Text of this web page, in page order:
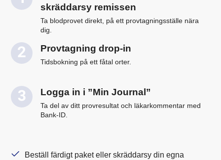
skräddarsy remissen
Ta blodprovet direkt, på ett provtagningsställe nära
dig.
Provtagning drop-in
Tidsbokning på ett fåtal orter.
Logga in i ”Min Journal”
Ta del av ditt provresultat och läkarkommentar med
Bank-ID.
Beställ färdigt paket eller skräddarsy din egna